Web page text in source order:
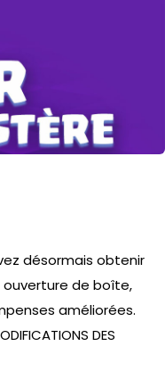
désormais obtenir
ouverture de boîte,
améliorées.
DES